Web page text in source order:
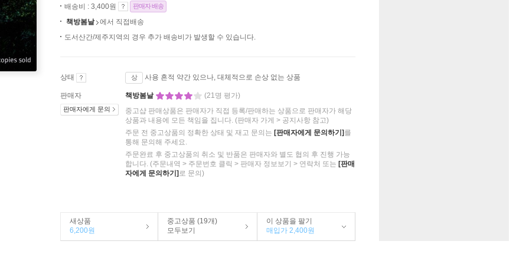
배송비 : 3,400원 판매자 배송
책방봄날
에서 직접배송
도서산간/제주지역의 경우 추가 배송비가 발생할 수 있습니다.
상태 상 사용 흔적 약간 있으나, 대체적으로 손상 없는 상품
판매자
판매자에게 문의
책방봄날
(21명 평가)
중고샵 판매상품은 판매자가 직접 등록/판매하는 상품으로 판매자가 해당
상품과 내용에 모든 책임을 집니다. (판매자 가게 > 공지사항 참고)
주문 전 중고상품의 정확한 상태 및 재고 문의는 [판매자에게 문의하기] 를
통해 문의해 주세요.
주문완료 후 중고상품의 취소 및 반품은 판매자와 별도 협의 후 진행 가능
합니다. (주문내역 > 주문번호 클릭 > 판매자 정보보기 > 연락처 또는 [판매
자에게 문의하기] 로 문의)
새상품
6,200원
중고상품 (19개)
모두보기
이 상품을 팔기
매입가 2,400원